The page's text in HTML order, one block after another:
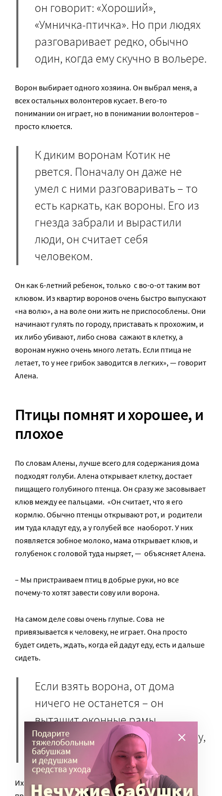
он говорит: «Хороший»,
«Умничка-птичка». Но при людях
разговаривает редко, обычно
один, когда ему скучно в вольере.
Ворон выбирает одного хозяина. Он выбрал меня, а
всех остальных волонтеров кусает. В его-то
понимании он играет, но в понимании волонтеров –
просто клюется.
К диким воронам Котик не
рвется. Поначалу он даже не
умел с ними разговаривать – то
есть каркать, как вороны. Его из
гнезда забрали и вырастили
люди, он считает себя
человеком.
Он как 6-летний ребенок, только с во-о-от таким вот
клювом. Из квартир воронов очень быстро выпускают
«на волю», а на воле они жить не приспособлены. Они
начинают гулять по городу, приставать к прохожим, и
их либо убивают, либо снова сажают в клетку, а
воронам нужно очень много летать. Если птица не
летает, то у нее грибок заводится в легких», — говорит
Алена.
Птицы помнят и хорошее, и
плохое
По словам Алены, лучше всего для содержания дома
подходят голуби. Алена открывает клетку, достает
пищащего голубиного птенца. Он сразу же засовывает
клюв между ее пальцами. «Он считает, что я его
кормлю. Обычно птенцы открывают рот, и родители
им туда кладут еду, а у голубей все наоборот. У них
появляется зобное молоко, мама открывает клюв, и
голубенок с головой туда ныряет, — объясняет Алена.
– Мы пристраиваем птиц в добрые руки, но все
почему-то хотят завести сову или ворона.
На самом деле совы очень глупые. Сова не
привязывается к человеку, не играет. Она просто
будет сидеть, ждать, когда ей дадут еду, есть и дальше
сидеть.
Если взять ворона, от дома
ничего не останется – он
вытащит оконные рамы,
отвинтит люстру, просто потому,
что ему скучно.
Их можно держать только в вольере, и достаточно